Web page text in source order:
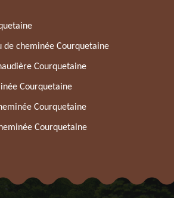
de cheminée Courquetaine
Courquetaine
Courquetaine
Courquetaine
Courquetaine